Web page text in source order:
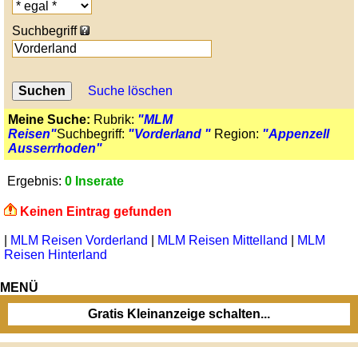
Suchbegriff
Suche löschen
Meine Suche: Rubrik: "MLM
Reisen"Suchbegriff: "Vorderland " Region: "Appenzell
Ausserrhoden"
Ergebnis: 0 Inserate
Keinen Eintrag gefunden
MLM Reisen Vorderland MLM Reisen Mittelland
MLM
Reisen Hinterland
MENÜ
Gratis Kleinanzeige schalten...